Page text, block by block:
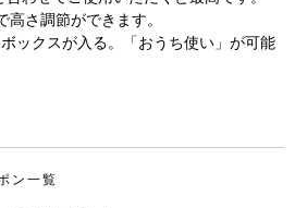
さ調節ができます。
ックスが入る。「おうち使い」が可能
ン一覧